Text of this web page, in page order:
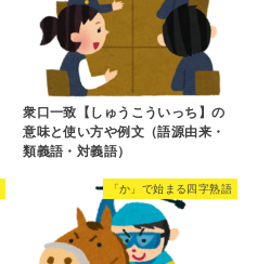
衆口一致【しゅうこういっち】の
意味と使い方や例文（語源由来・
類義語・対義語）
「か」で始まる四字熟語